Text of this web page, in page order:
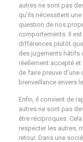
autres ne sont pas
qu’ils nécessitent
question de nos
comportements. Il
différences plutôt
des jugements hâtifs
réellement accepté
de faire preuve
bienveillance envers
Enfin, il convient de
autres ne sont pas
être réciproques.
respecter les autres,
retour. Dans une